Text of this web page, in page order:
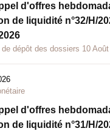
d'offres
de liquidité n°32/H/
de dépôt des dossiers 10
d'offres
de liquidité n°31/H/